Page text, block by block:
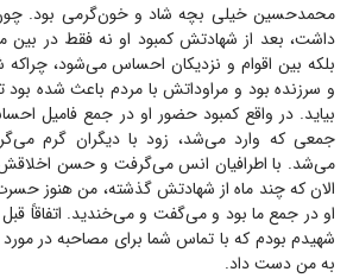
محمد‌حسین خیلی بچه شاد و خون‌گرمی بود. چون
داشت، بعد از شهادتش کمبود او نه فقط در بین
بلکه بین اقوام و نزدیکان احساس می‌شود،
و سرزنده بود و مراوداتش با مردم باعث شده
بیاید. در واقع کمبود حضور او در جمع فامیل
جمعی که وارد می‌شد، زود با دیگران گرم
می‌شد. با اطرافیان انس می‌گرفت و حسن
الان که چند ماه از شهادتش گذشته، من هنوز
او در جمع ما بود و می‌گفت و می‌خندید. اتفاقاً
شهیدم بودم که با تماس شما برای مصاحبه در
به من دست داد.